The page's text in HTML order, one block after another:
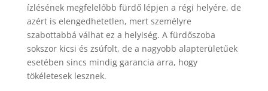
ízlésének megfelelőbb fürdő lépjen a régi helyére, de
azért is elengedhetetlen, mert személyre
szabottabbá válhat ez a helyiség. A fürdőszoba
sokszor kicsi és zsúfolt, de a nagyobb alapterületűek
esetében sincs mindig garancia arra, hogy
tökéletesek lesznek.